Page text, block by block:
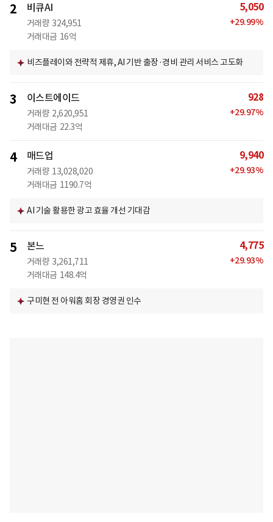
2 비큐AI
거래량 324,951
거래대금 16억
5,050
+29.99%
비즈플레이와 전략적 제휴, AI 기반 출장·경비 관리 서비스 고도화
3 이스트에이드
거래량 2,620,951
거래대금 22.3억
928
+29.97%
4 매드업
거래량 13,028,020
거래대금 1190.7억
9,940
+29.93%
AI 기술 활용한 광고 효율 개선 기대감
5 본느
거래량 3,261,711
거래대금 148.4억
4,775
+29.93%
구미현 전 아워홈 회장 경영권 인수